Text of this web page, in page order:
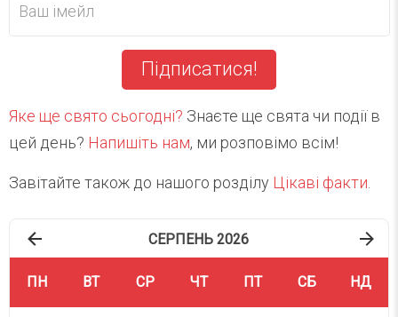
Підписатися!
Яке ще свято сьогодні? Знаєте ще свята чи події в
цей день? Напишіть нам, ми розповімо всім!
Завітайте також до нашого розділу Цікаві факти
СЕРПЕНЬ 2026
ПН ВТ СР ЧТ ПТ СБ НД